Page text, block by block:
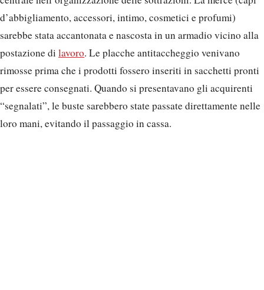
d’abbigliamento, accessori, intimo, cosmetici e profumi)
sarebbe stata accantonata e nascosta in un armadio vicino alla
postazione di lavoro. Le placche antitaccheggio venivano
rimosse prima che i prodotti fossero inseriti in sacchetti pronti
per essere consegnati. Quando si presentavano gli acquirenti
“segnalati”, le buste sarebbero state passate direttamente nelle
loro mani, evitando il passaggio in cassa.